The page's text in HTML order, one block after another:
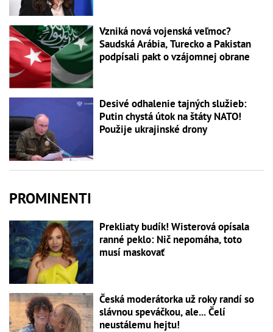
Vzniká nová vojenská veľmoc?
Saudská Arábia, Turecko a Pakistan
podpísali pakt o vzájomnej obrane
Desivé odhalenie tajných služieb:
Putin chystá útok na štáty NATO!
Použije ukrajinské drony
PROMINENTI
Prekliaty budík! Wisterová opísala
ranné peklo: Nič nepomáha, toto
musí maskovať
Česká moderátorka už roky randí so
slávnou speváčkou, ale... Čelí
neustálemu hejtu!